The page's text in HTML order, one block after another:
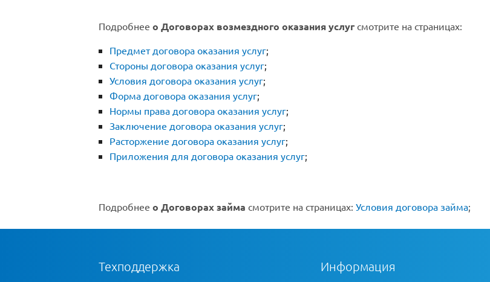
Подробнее о Договорах возмездного оказания услуг смотрите на страницах:
Предмет договора оказания услуг;
Стороны договора оказания услуг;
Условия договора оказания услуг;
Форма договора оказания услуг;
Нормы права договора оказания услуг;
Заключение договора оказания услуг;
Расторжение договора оказания услуг;
Приложения для договора оказания услуг;
Подробнее о Договорах займа смотрите на страницах: Условия договора займа;
Техподдержка Информация